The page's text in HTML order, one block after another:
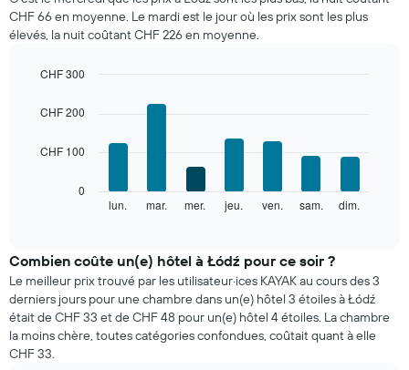
d'une
chambre
mois
le
axe
indiquent
le
graphique,
1
axe
Y
indiquent
CHF 66 en moyenne. Le mardi est le jour où les prix sont les plus
élevés, la nuit coûtant CHF 226 en moyenne.
chart
bars.
indique
prix
moyen
d'une
chambre
par
lun. mar. mer. jeu. ven. sam. dim.
0
CHF 100
CHF 200
CHF 300
Combien coûte un(e) hôtel à Łódź pour ce soir ?
Le meilleur prix trouvé par les utilisateur·ices KAYAK au cours des 3
derniers jours pour une chambre dans un(e) hôtel 3 étoiles à Łódź
était de CHF 33 et de CHF 48 pour un(e) hôtel 4 étoiles. La chambre
la moins chère, toutes catégories confondues, coûtait quant à elle
CHF 33.